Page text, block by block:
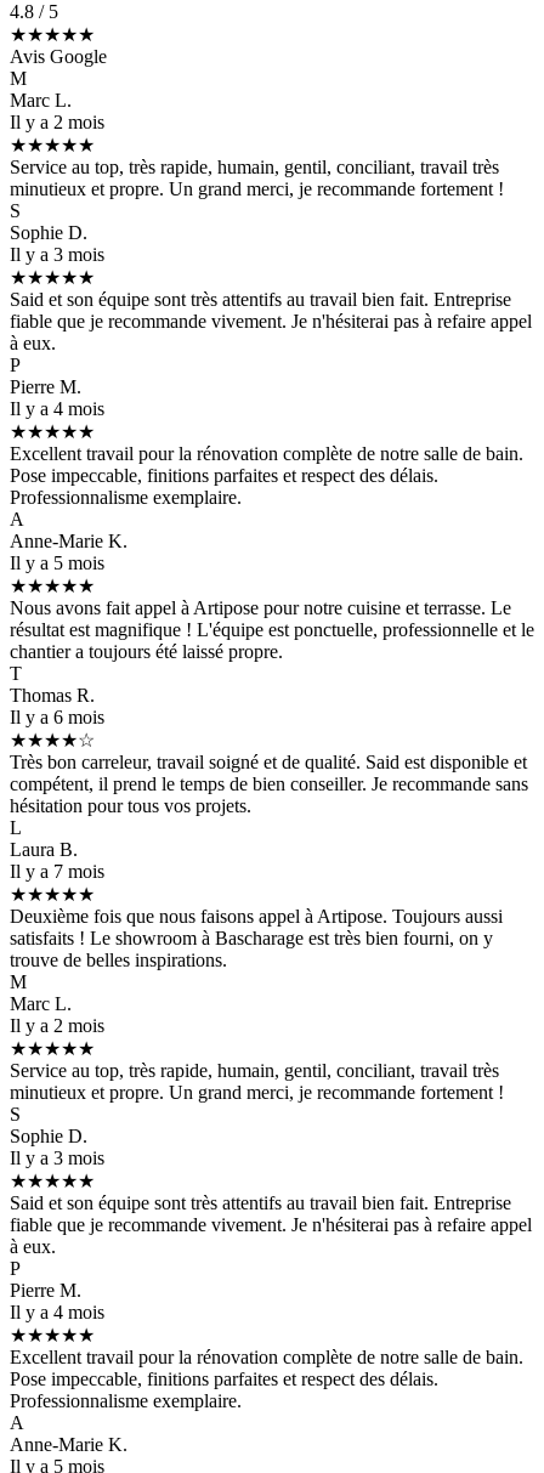
4.8 / 5
★★★★★
Avis Google
M
Marc L.
Il y a 2 mois
★★★★★
Service au top, très rapide, humain, gentil, conciliant, travail très
minutieux et propre. Un grand merci, je recommande fortement !
S
Sophie D.
Il y a 3 mois
★★★★★
Said et son équipe sont très attentifs au travail bien fait. Entreprise
fiable que je recommande vivement. Je n'hésiterai pas à refaire appel
à eux.
P
Pierre M.
Il y a 4 mois
★★★★★
Excellent travail pour la rénovation complète de notre salle de bain.
Pose impeccable, finitions parfaites et respect des délais.
Professionnalisme exemplaire.
A
Anne-Marie K.
Il y a 5 mois
★★★★★
Nous avons fait appel à Artipose pour notre cuisine et terrasse. Le
résultat est magnifique ! L'équipe est ponctuelle, professionnelle et le
chantier a toujours été laissé propre.
T
Thomas R.
Il y a 6 mois
★★★★☆
Très bon carreleur, travail soigné et de qualité. Said est disponible et
compétent, il prend le temps de bien conseiller. Je recommande sans
hésitation pour tous vos projets.
L
Laura B.
Il y a 7 mois
★★★★★
Deuxième fois que nous faisons appel à Artipose. Toujours aussi
satisfaits ! Le showroom à Bascharage est très bien fourni, on y
trouve de belles inspirations.
M
Marc L.
Il y a 2 mois
★★★★★
Service au top, très rapide, humain, gentil, conciliant, travail très
minutieux et propre. Un grand merci, je recommande fortement !
S
Sophie D.
Il y a 3 mois
★★★★★
Said et son équipe sont très attentifs au travail bien fait. Entreprise
fiable que je recommande vivement. Je n'hésiterai pas à refaire appel
à eux.
P
Pierre M.
Il y a 4 mois
★★★★★
Excellent travail pour la rénovation complète de notre salle de bain.
Pose impeccable, finitions parfaites et respect des délais.
Professionnalisme exemplaire.
A
Anne-Marie K.
Il y a 5 mois